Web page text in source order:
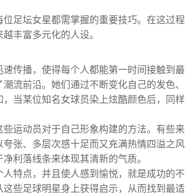
足坛女星都需掌握的重要技巧。在这过程
丰富多元化的人设。
传播，使得每个人都能第一时间接触到最
流前沿。她们通过不断变化自己的发色、
当某位知名女球员染上炫酷颜色后，同样
运动员对于自己形象构建的方法。有些来
张、多层次感十足而又充满热情四溢之风
利落线条来体现其清新的气质。
特点，并且使人感到愉悦，就是成功的不
些足球明星身上获得启示，从而找到最适